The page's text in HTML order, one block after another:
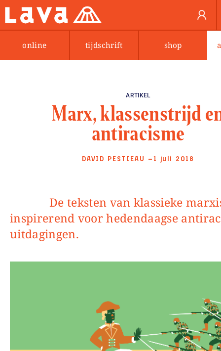
online tijdschrift shop
ARTIKEL
Marx, klassenstrijd
antiracisme
DAVID PESTIEAU —1 juli 2018
De teksten van klassieke marxisten zijn
inspirerend voor hedendaagse
uitdagingen.